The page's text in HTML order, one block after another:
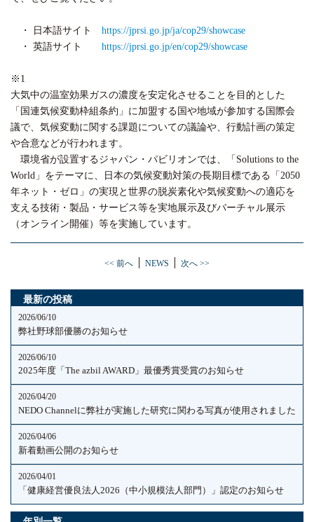
・ 日本語サイト https://jprsi.go.jp/ja/cop29/showcase
・ 英語サイト https://jprsi.go.jp/en/cop29/showcase
※1
大気中の温室効果ガスの濃度を安定化させることを目的とした
「国連気候変動枠組条約」に加盟する国や地域が参加する国際会
議で、気候変動に関する課題についての議論や、行動計画の策定
や合意などが行われます。
環境省が設置するジャパン・パビリオンでは、「Solutions to the
World」をテーマに、日本の気候変動対策の長期目標である「2050
年ネット・ゼロ」の実現と世界の脱炭素化や気候変動への適応を
支える技術・製品・サービス等を実地展示及びバーチャル展示
（オンライン開催）等を実施しています。
<< 前へ NEWS 次へ >>
最新の投稿
2026/06/10
弊社野球部優勝のお知らせ
2026/06/10
2025年度「The azbil AWARD」最優秀賞受賞のお知らせ
2026/04/20
NEDO Channelに弊社が実施した研究に関わる写真が使用されました
2026/04/06
新着動画公開のお知らせ
2026/04/01
「健康経営優良法人2026（中小規模法人部門）」認定のお知らせ